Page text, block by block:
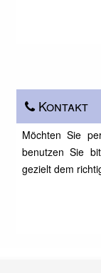
Kontakt
Möchten Sie
benutzen Sie
gezielt dem